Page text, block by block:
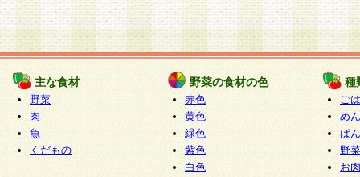
主な食材
野菜
肉
魚
くだもの
野菜の食材の色
赤色
黄色
緑色
紫色
白色
種
ご
めん
ぱん
野
お